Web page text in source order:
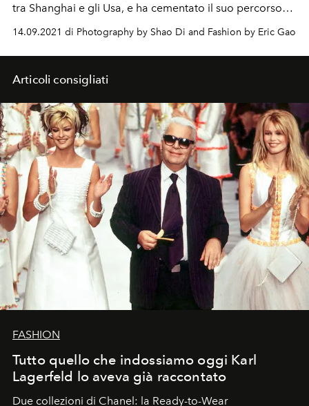
tra Shanghai e gli Usa, e ha cementato il suo percorso
palcoscenici musicali . Diventando anche produttrice.
«Se dovessi scegliere tre parole perdefinirmi sarebbero
sicuramente amore, determinazione e ottimismo... sono
i valori che mi ha insegnato la mia famiglia».
14.09.2021 di Photography by Shao Di and Fashion by Eric Gao
Articoli consigliati
FASHION
Tutto quello che indossiamo oggi Karl
Lagerfeld lo aveva già raccontato
Due collezioni di Chanel: la Ready-to-Wear